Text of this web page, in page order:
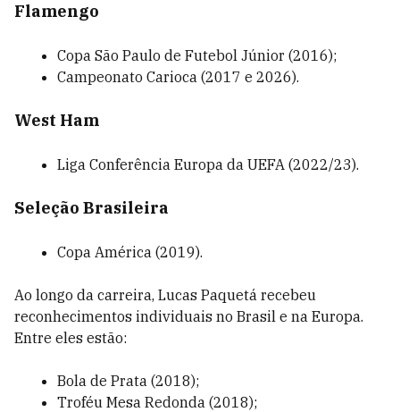
Flamengo
Copa São Paulo de Futebol Júnior (2016);
Campeonato Carioca (2017 e 2026).
West Ham
Liga Conferência Europa da UEFA (2022/23).
Seleção Brasileira
Copa América (2019).
Ao longo da carreira, Lucas Paquetá recebeu
reconhecimentos individuais no Brasil e na Europa.
Entre eles estão:
Bola de Prata (2018);
Troféu Mesa Redonda (2018);